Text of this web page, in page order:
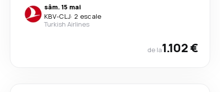
sâm. 15 mai
KBV-CLJ· 2 escale
Turkish Airlines
de la1.102 €